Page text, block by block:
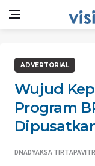
ADVERTORIAL
Wujud
Program
DNADYAKSA